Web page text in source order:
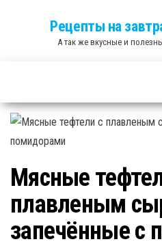
Рецепты на
А так же вкусные и
Мясные
плавленым
запечённые с